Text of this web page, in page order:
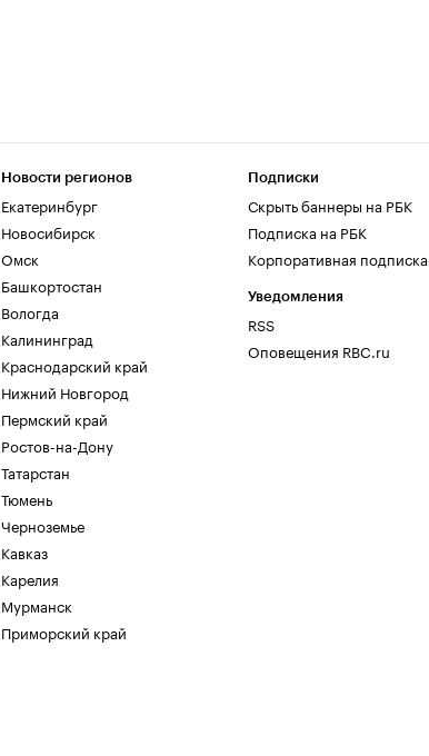
Новости регионов
Екатеринбург
Новосибирск
Омск
Башкортостан
Вологда
Калининград
Краснодарский край
Нижний Новгород
Пермский край
Ростов-на-Дону
Татарстан
Тюмень
Черноземье
Кавказ
Карелия
Мурманск
Приморский край
Подписки
Скрыть баннеры на РБК
Подписка на РБК
Корпоративная подписка
Уведомления
RSS
Оповещения RBC.ru